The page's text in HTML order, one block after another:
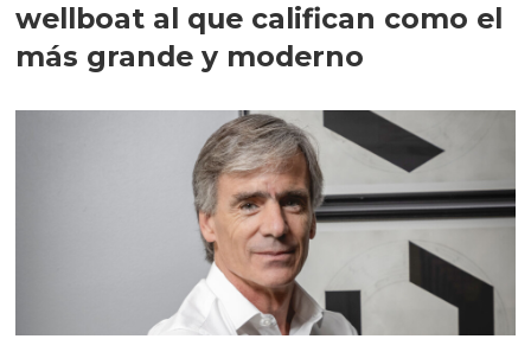
wellboat al que califican como el
más grande y moderno